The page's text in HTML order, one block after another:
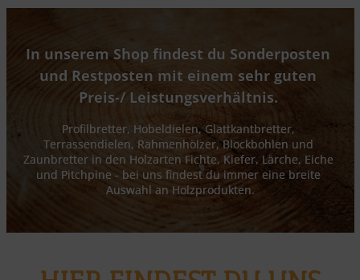
In unserem Shop findest du Sonderposten
und Restposten mit einem sehr guten
Preis-/ Leistungsverhältnis.
Profilbretter, Hobeldielen, Glattkantbretter,
Terrassendielen, Rahmenhölzer, Blockbohlen und
Zaunbretter in den Holzarten Fichte, Kiefer, Lärche, Eiche
und Pitchpine - bei uns findest du immer eine breite
Auswahl an Holzprodukten.